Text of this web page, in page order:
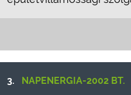
3. NAPENERGIA-2002 BT.